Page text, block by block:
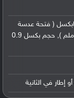
بدقة 24 ميجابكسل ( فتحة عدسة
f/2.5, حجم مستشعر ( 27 ملم ), حجم بكسل 0.9